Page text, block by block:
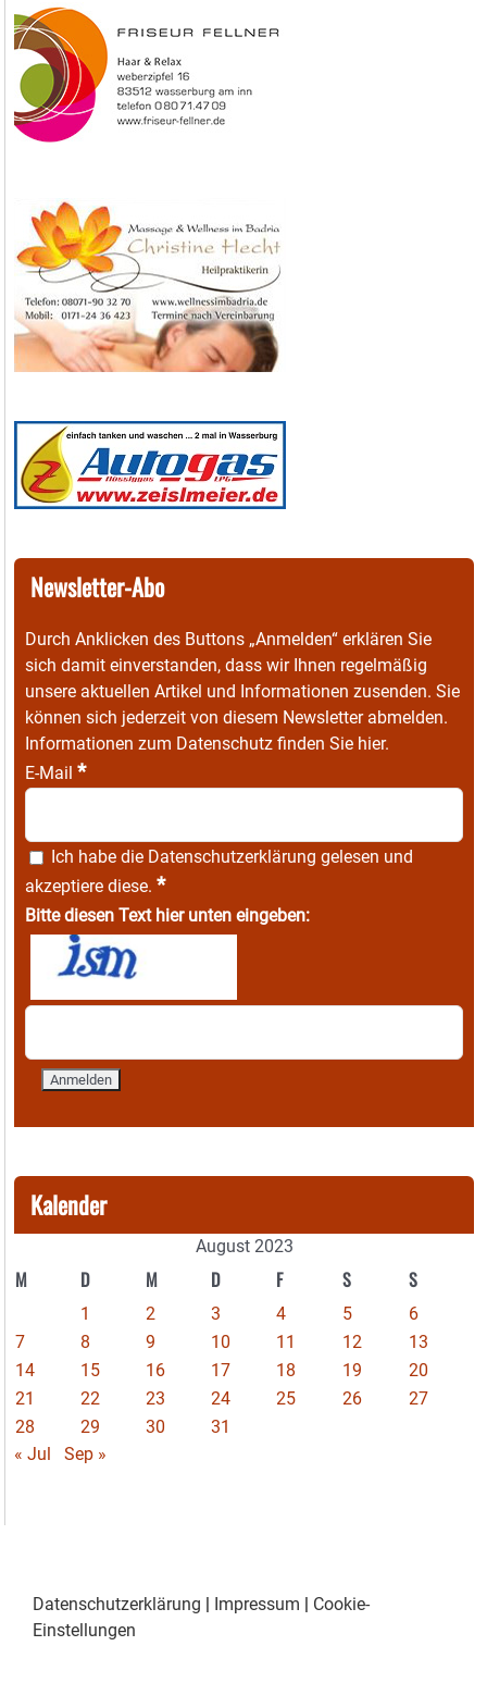
Newsletter-Abo
Durch Anklicken des Buttons „Anmelden“ erklären Sie
sich damit einverstanden, dass wir Ihnen regelmäßig
unsere aktuellen Artikel und Informationen zusenden. Sie
können sich jederzeit von diesem Newsletter abmelden.
Informationen zum Datenschutz finden Sie hier.
E-Mail *
Ich habe die Datenschutzerklärung gelesen und
akzeptiere diese. *
Bitte diesen Text hier unten eingeben:
Kalender
August 2023
M D M D F S S
1 2 3 4 5
6
7
8 9 10 11 12
13
14
15 16 17 18 19
20
21
22 23 24 25 26
27
28
29 30
31
« Jul
Sep »
Datenschutzerklärung Impressum
Cookie-
Einstellungen